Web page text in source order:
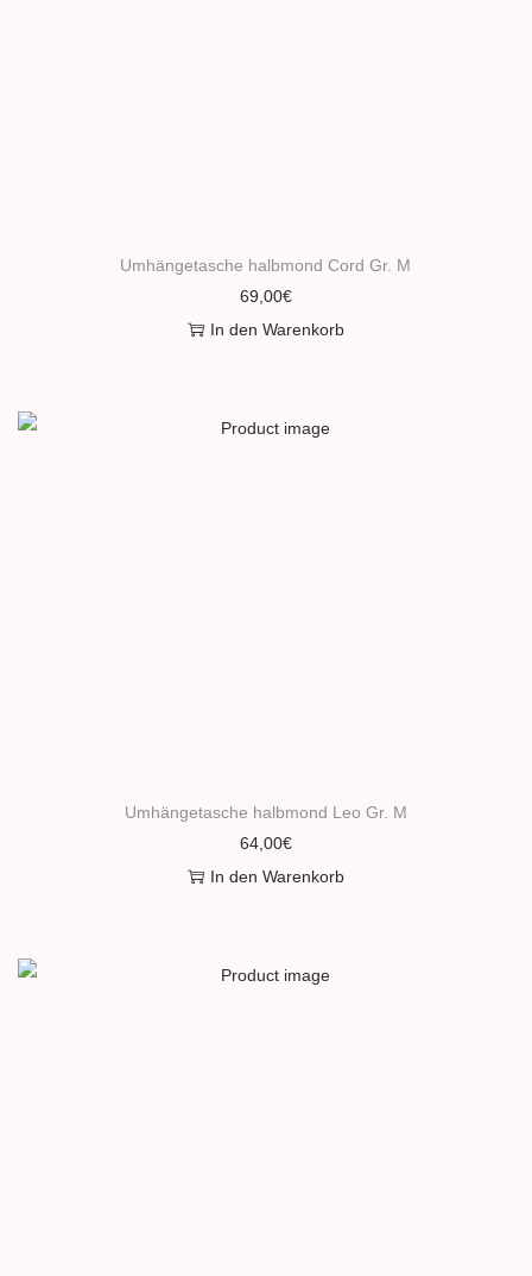
Umhängetasche halbmond Cord Gr. M
69,00€
In den Warenkorb
Umhängetasche halbmond Leo Gr. M
64,00€
In den Warenkorb